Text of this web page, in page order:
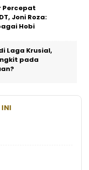
Percepat
Joni Roza:
Hobi
Laga Krusial,
pada
INI